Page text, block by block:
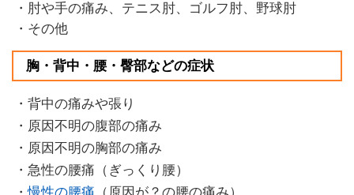
・肘や手の痛み、テニス肘、ゴルフ肘、野球肘
・その他
胸・背中・腰・臀部などの症状
・背中の痛みや張り
・原因不明の腹部の痛み
・原因不明の胸部の痛み
・急性の腰痛（ぎっくり腰）